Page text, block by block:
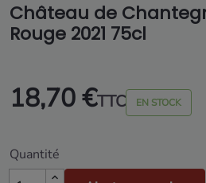
Château de
Rouge 2021 75cl
18,70 €TTC EN STOCK
Quantité